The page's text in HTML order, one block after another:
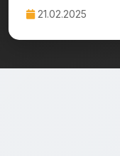
21.02.2025